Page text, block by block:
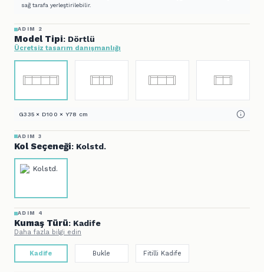
sağ tarafa yerleştirilebilir.
ADIM 2
Model Tipi: Dörtlü
Ücretsiz tasarım danışmanlığı
G335 × D100 × Y78 cm
ADIM 3
Kol Seçeneği: Kolstd.
ADIM 4
Kumaş Türü: Kadife
Daha fazla bilgi edin
Kadife Bukle Fitilli Kadife